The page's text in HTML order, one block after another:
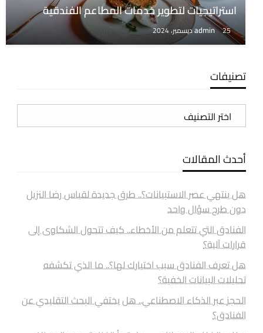
استراتيجيات لتطوير خدمات المطاعم الفندقية
admin 25 ديسمبر، 2024
تصنيفات
تصنيفات
أحدث المقالات
هل ينتهي عصر الاستبيانات؟.. طرق جديدة لقياس رضا النزيل
دون طرح سؤال واحد
الفنادق التي تتعلم من الأخطاء.. كيف تتحول الشكاوى إلى
قرارات آلية؟
هل تعرف الفنادق سبب اختيارك لها؟.. ما الذي تكشفه
تحليلات البيانات الخفية؟
الحجز عبر الذكاء الاصطناعي.. هل يختفي البحث التقليدي عن
الفنادق؟